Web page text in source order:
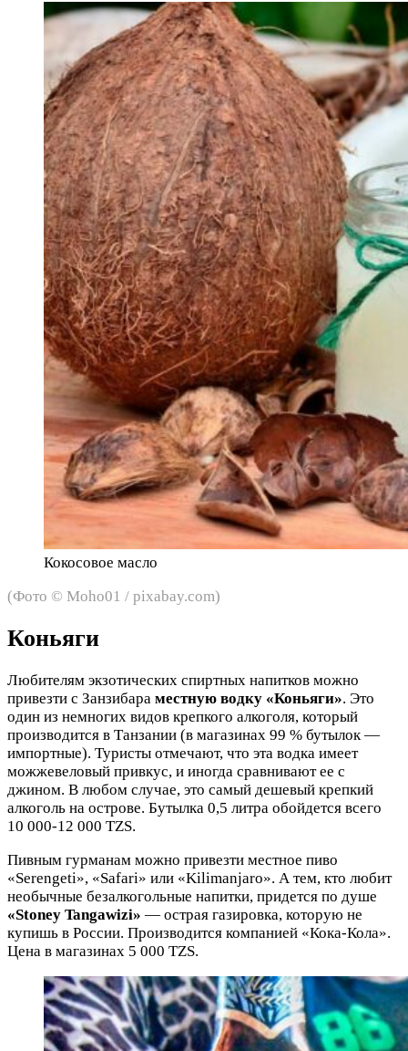
Кокосовое масло
(Фото © Moho01 / pixabay.com)
Коньяги
Любителям экзотических спиртных напитков можно
привезти с Занзибара местную водку «Коньяги». Это
один из немногих видов крепкого алкоголя, который
производится в Танзании (в магазинах 99 % бутылок —
импортные). Туристы отмечают, что эта водка имеет
можжевеловый привкус, и иногда сравнивают ее с
джином. В любом случае, это самый дешевый крепкий
алкоголь на острове. Бутылка 0,5 литра обойдется всего
10 000-12 000 TZS.
Пивным гурманам можно привезти местное пиво
«Serengeti», «Safari» или «Kilimanjaro». А тем, кто любит
необычные безалкогольные напитки, придется по душе
«Stoney Tangawizi» — острая газировка, которую не
купишь в России. Производится компанией «Кока-Кола».
Цена в магазинах 5 000 TZS.